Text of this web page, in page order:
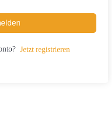
Jetzt registrieren